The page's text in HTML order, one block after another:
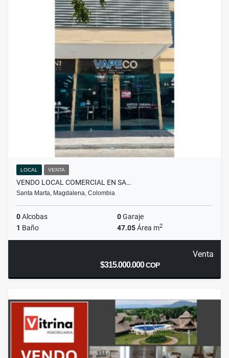
LOCAL VENTA
VENDO LOCAL COMERCIAL EN SA…
Santa Marta, Magdalena, Colombia
0Alcobas 0Garaje
1 Baño 47.05Área m2
Venta
$315.000.000COP